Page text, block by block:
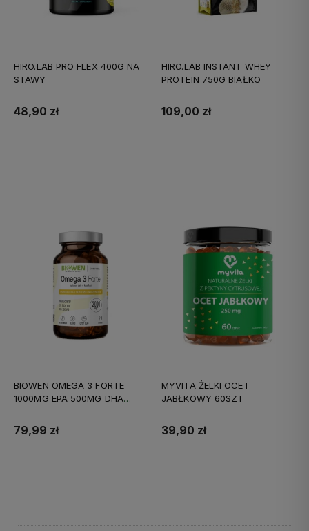
HIRO.LAB PRO FLEX 400G NA
STAWY
48,90 zł
HIRO.LAB INSTANT WHEY
PROTEIN 750G BIAŁKO
109,00 zł
BIOWEN OMEGA 3 FORTE
1000MG EPA 500MG DHA
79,99 zł
MYVITA ŻELKI OCET
JABŁKOWY 60SZT
39,90 zł